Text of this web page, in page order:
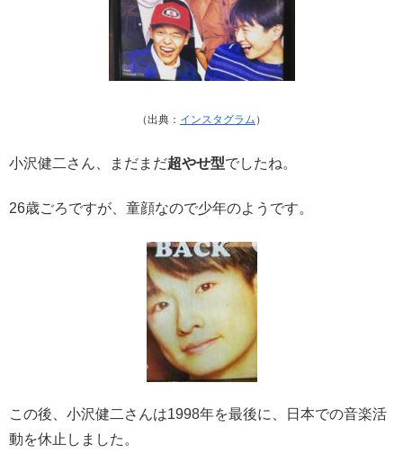
（出典： インスタグラム ）
小沢健二さん、まだまだ超やせ型でしたね。
26歳ごろですが、童顔なので少年のようです。
この後、小沢健二さんは1998年を最後に、日本での音楽活
動を休止しました。